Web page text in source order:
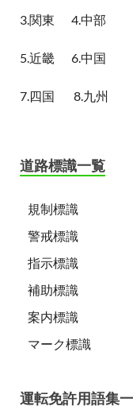
3.関東 4.中部
5.近畿 6.中国
7.四国 8.九州
道路標識一覧
規制標識
警戒標識
指示標識
補助標識
案内標識
マーク標識
運転免許用語集